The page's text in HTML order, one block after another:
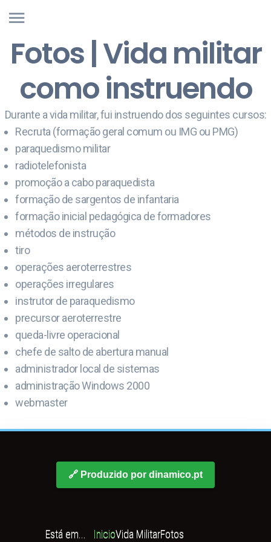
Fotos | Vida militar
como instruendo
Durante a vida militar, fui instruendo dos seguintes cursos:
Recruta (formação geral comum ou IMG ou PMG)
paraquedismo militar
radiotelefonista
promoção a cabo paraquedista
formação de sargentos de infantaria
formação inicial pedagógica de formadores
métodos de instrução
tiro
operações aeroterrestres
operações irregulares
instrutor de paraquedismo
precursor aeroterrestre
queda-livre operacional
chefe de salto de abertura manual
administrador local de sistemas
administração Windows 2000
webmaster
🔗 Produzido por dinamico.pt
Está em... InicioVida MilitarFotos